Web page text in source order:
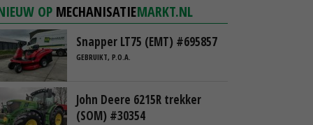
OP MECHANISATIEMARKT.NL
Snapper LT75 (EMT) #695857
GEBRUIKT, P.O.A.
John Deere 6215R trekker
(SOM) #30354